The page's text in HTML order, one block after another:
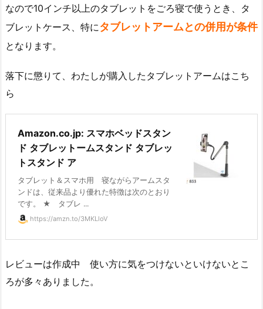
なので10インチ以上のタブレットをごろ寝で使うとき、タ
ブレットケース、特に タブレットアームとの併用が条件
となります。
落下に懲りて、わたしが購入したタブレットアームはこち
ら
Amazon.co.jp: スマホベッドスタン
ド タブレットームスタンド タブレッ
トスタンド ア
タブレット＆スマホ用 寝ながらアームスタ
ンドは、従来品より優れた特徴は次のとおり
です。 ★ タブレ ...
https://amzn.to/3MKLloV
レビューは作成中 使い方に気をつけないといけないとこ
ろが多々ありました。